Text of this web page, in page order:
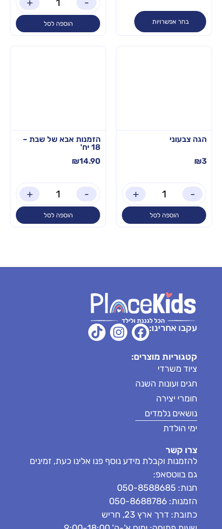
בחר אפשרויות הוספה לסל
הגה צבעוני
₪3
-
+
הוספה לסל
הזמנות אבא של שבת –
18 יח'
₪14.90
-
+
הוספה לסל
עקבו אחרינו:
קטגוריות מוצרים:
ציוד משרדי
חגים ועונות השנה
חומרי יצירה
נושאים נלמדים
ימי הולדת
צרו קשר
להזמנות וקבלת מידע נוסף פנו אלינו כעת, זמינים
גם בווטסאפ:
חנות: 050-8588685
הזמנות: 050-8688786
כתובת: דרך ארץ 23, חריש